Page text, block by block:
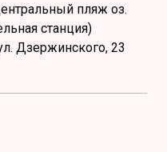
пляж оз.
станция)
Дзержинского, 23